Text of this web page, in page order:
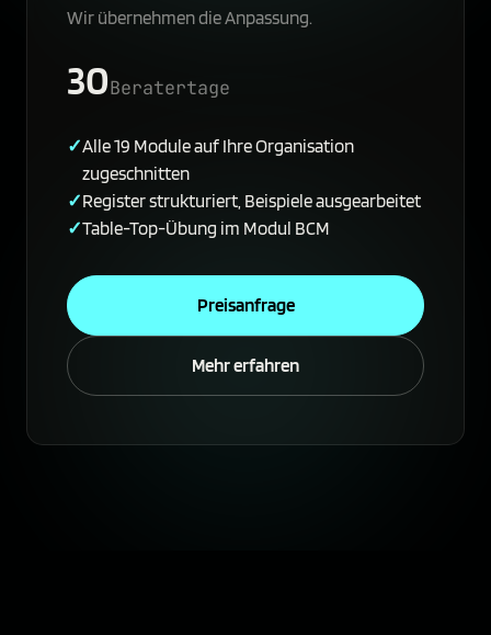
Wir übernehmen die Anpassung.
30Beratertage
Alle 19 Module auf Ihre Organisation
zugeschnitten
Register strukturiert, Beispiele ausgearbeitet
Table-Top-Übung im Modul BCM
Preisanfrage
Mehr erfahren